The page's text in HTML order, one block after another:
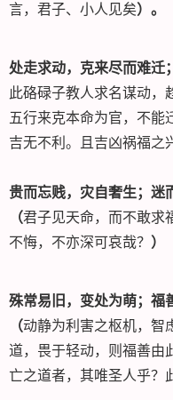
言，君子、小人见矣）。
处走求动，克来尽而难迁
此硌碌子教人求名谋动，
五行来克本命为官，不能
吉无不利。且吉凶祸福之
贵而忘贱，灾自奢生；迷
（君子见天命，而不敢求
不悔，不亦深可哀哉？ ）
殊常易旧，变处为萌；福
（动静为利害之枢机，智
道，畏于轻动，则福善由
亡之道者，其唯圣人乎？